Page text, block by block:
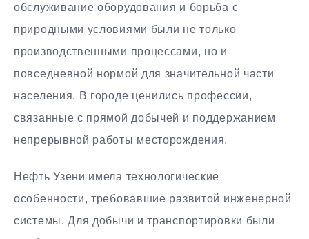
обслуживание оборудования и борьба с
природными условиями были не только
производственными процессами, но и
повседневной нормой для значительной части
населения. В городе ценились профессии,
связанные с прямой добычей и поддержанием
непрерывной работы месторождения.
Нефть Узени имела технологические
особенности, требовавшие развитой инженерной
системы. Для добычи и транспортировки были